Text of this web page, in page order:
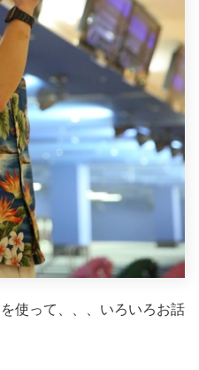
使って、、、いろいろお話